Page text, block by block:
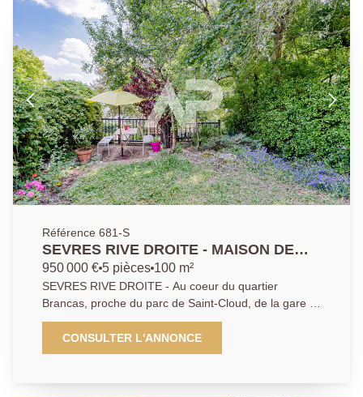
Référence 681-S
SEVRES RIVE DROITE - MAISON DE
CHARME
950 000 € 5 pièces 100 m²
SEVRES RIVE DROITE - Au coeur du quartier
Brancas, proche du parc de Saint-Cloud, de la gare et
des écoles Internationales, maison de charme en
meulière comprenant en rez-de-chaussée une
agréable pièce de vie traversante avec salon, salle à
CONSULTER L'ANNONCE